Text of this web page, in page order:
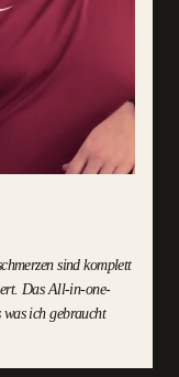
sind komplett
Das All-in-one-
was ich gebraucht